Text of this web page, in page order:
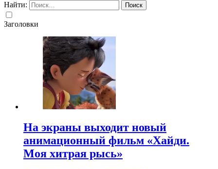
Найти:
Заголовки
На экраны выходит новый
анимационный фильм «Хайди.
Моя хитрая рысь»